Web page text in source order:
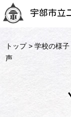
宇部市立
トップ>学校の様子
声